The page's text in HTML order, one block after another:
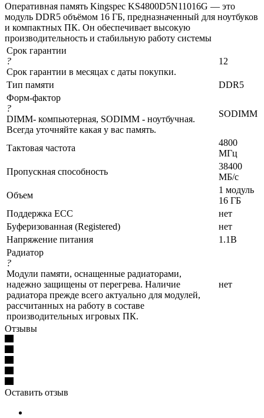
Оперативная память Kingspec KS4800D5N11016G — это
модуль DDR5 объёмом 16 ГБ, предназначенный для ноутбуков
и компактных ПК. Он обеспечивает высокую
производительность и стабильную работу системы
Срок гарантии
?
Срок гарантии в месяцах с даты покупки.
12
Тип памяти
DDR5
Форм-фактор
?
DIMM- компьютерная, SODIMM - ноутбучная.
Всегда уточняйте какая у вас память.
SODIMM
Тактовая частота
4800
МГц
Пропускная способность
38400
МБ/с
Объем
1 модуль
16 ГБ
Поддержка ECC
нет
Буферизованная (Registered)
нет
Напряжение питания
1.1В
Радиатор
?
Модули памяти, оснащенные радиаторами,
надежно защищены от перегрева. Наличие
радиатора прежде всего актуально для модулей,
рассчитанных на работу в составе
производительных игровых ПК.
нет
Отзывы
Оставить отзыв